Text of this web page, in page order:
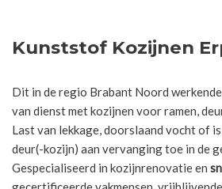
Kunststof Kozijnen
Dit in de regio Brabant Noord
van dienst met kozijnen voor ramen,
Last van lekkage, doorslaand vocht of
deur(-kozijn) aan vervanging toe in de
Gespecialiseerd in kozijnrenovatie en